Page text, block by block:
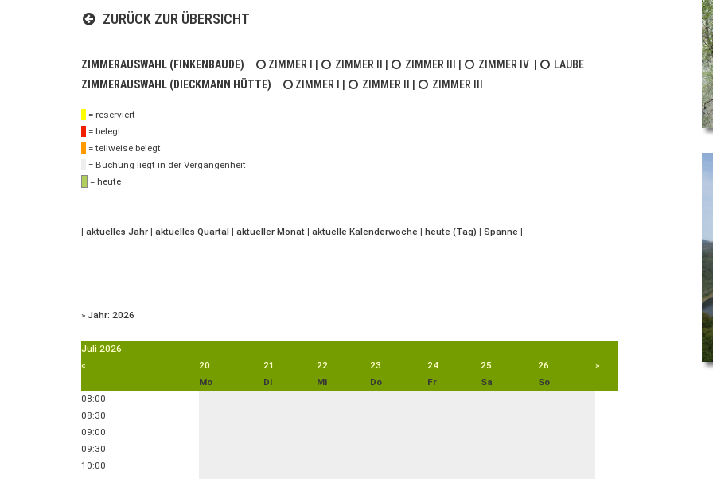
ZURÜCK ZUR ÜBERSICHT
ZIMMERAUSWAHL (FINKENBAUDE) ZIMMER I ZIMMER II ZIMMER III ZIMMER IV
LAUBE
ZIMMERAUSWAHL (DIECKMANN HÜTTE)
ZIMMER I ZIMMER II ZIMMER III
= reserviert
= belegt
= teilweise belegt
= Buchung liegt in der Vergangenheit
= heute
[ aktuelles Jahr | aktuelles Quartal | aktueller Monat | aktuelle Kalenderwoche | heute (Tag) | Spanne ]
» Jahr: 2026
Juli 2026
«
20 21 22 23 24 25 26
»
Mo
Di Mi Do Fr Sa
So
08:00
08:30
09:00
09:30
10:00